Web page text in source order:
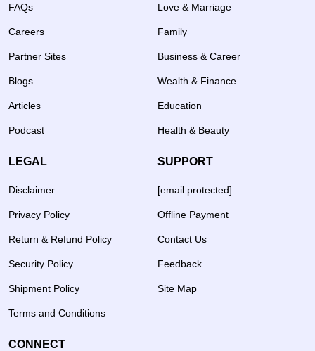
FAQs
Careers
Partner Sites
Blogs
Articles
Podcast
Love & Marriage
Family
Business & Career
Wealth & Finance
Education
Health & Beauty
LEGAL
Disclaimer
Privacy Policy
Return & Refund Policy
Security Policy
Shipment Policy
Terms and Conditions
SUPPORT
[email protected]
Offline Payment
Contact Us
Feedback
Site Map
CONNECT